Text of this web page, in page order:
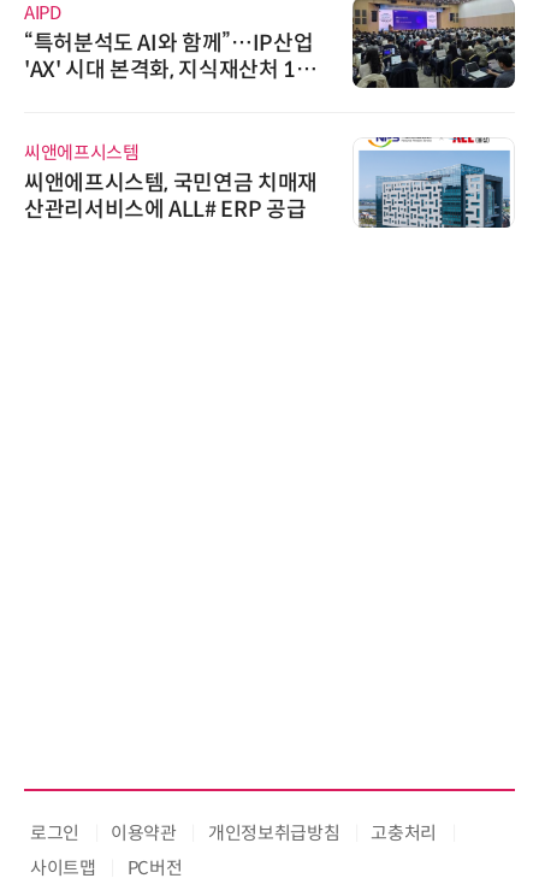
AIPD
“특허분석도 AI와 함께”…IP산업
'AX' 시대 본격화, 지식재산처 1호
씨앤에프시스템
씨앤에프시스템, 국민연금 치매재
산관리서비스에 ALL# ERP 공급
로그인 이용약관 개인정보취급방침
고충처리
사이트맵
PC버전